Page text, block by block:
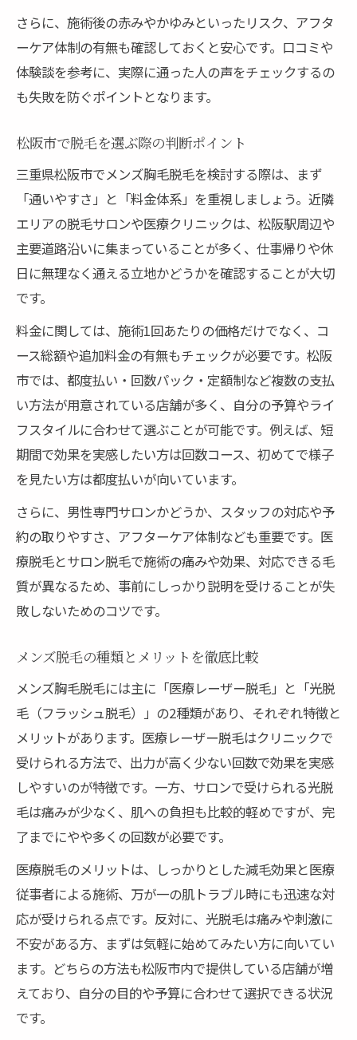
男性の胸毛脱毛に最適な回数の目安とは
見た目を自然に整えるメンズ脱毛のコツ
脱毛で自然な胸毛の仕上がりを目指すコツ
医療脱毛で失敗しない自然な見た目の整え
方
脱毛後の胸元を美しく保つためのポイント
メンズ脱毛で清潔感と自然さを両立させる
方法
松阪で実感できる脱毛効果と現実的な費用
脱毛で納得のいく費用感を掴む方法
医療脱毛の料金相場と費用対効果の真実
脱毛 松阪でコスパ重視の選び方を解説
メンズ脱毛の費用と効果を現実目線で比較
さらに、施術後の赤みやかゆみといったリスク、アフタ
ーケア体制の有無も確認しておくと安心です。口コミや
体験談を参考に、実際に通った人の声をチェックするの
も失敗を防ぐポイントとなります。
松阪市で脱毛を選ぶ際の判断ポイント
三重県松阪市でメンズ胸毛脱毛を検討する際は、まず
「通いやすさ」と「料金体系」を重視しましょう。近隣
エリアの脱毛サロンや医療クリニックは、松阪駅周辺や
主要道路沿いに集まっていることが多く、仕事帰りや休
日に無理なく通える立地かどうかを確認することが大切
です。
料金に関しては、施術1回あたりの価格だけでなく、コ
ース総額や追加料金の有無もチェックが必要です。松阪
市では、都度払い・回数パック・定額制など複数の支払
い方法が用意されている店舗が多く、自分の予算やライ
フスタイルに合わせて選ぶことが可能です。例えば、短
期間で効果を実感したい方は回数コース、初めてで様子
を見たい方は都度払いが向いています。
さらに、男性専門サロンかどうか、スタッフの対応や予
約の取りやすさ、アフターケア体制なども重要です。医
療脱毛とサロン脱毛で施術の痛みや効果、対応できる毛
質が異なるため、事前にしっかり説明を受けることが失
敗しないためのコツです。
メンズ脱毛の種類とメリットを徹底比較
メンズ胸毛脱毛には主に「医療レーザー脱毛」と「光脱
毛（フラッシュ脱毛）」の2種類があり、それぞれ特徴と
メリットがあります。医療レーザー脱毛はクリニックで
受けられる方法で、出力が高く少ない回数で効果を実感
しやすいのが特徴です。一方、サロンで受けられる光脱
毛は痛みが少なく、肌への負担も比較的軽めですが、完
了までにやや多くの回数が必要です。
医療脱毛のメリットは、しっかりとした減毛効果と医療
従事者による施術、万が一の肌トラブル時にも迅速な対
応が受けられる点です。反対に、光脱毛は痛みや刺激に
不安がある方、まずは気軽に始めてみたい方に向いてい
ます。どちらの方法も松阪市内で提供している店舗が増
えており、自分の目的や予算に合わせて選択できる状況
です。